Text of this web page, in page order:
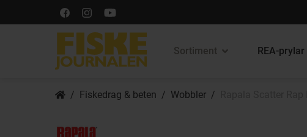
Sortiment REA-prylar
Fiskedrag & beten Wobbler